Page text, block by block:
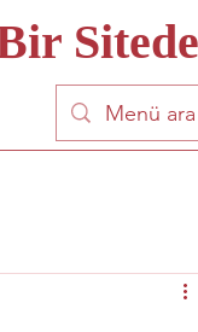
Sitede